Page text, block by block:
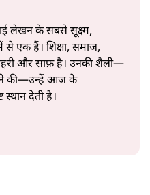
लेखन के सबसे सूक्ष्म,
से एक हैं। शिक्षा, समाज,
और साफ़ है। उनकी शैली—
की—उन्हें आज के
स्थान देती है।